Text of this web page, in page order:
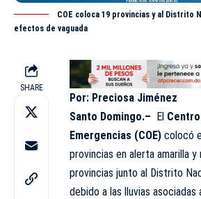
COE coloca 19 provincias y al Distrito
efectos de vaguada
SHARE
Por: Preciosa Jiménez
Santo Domingo.– El
Emergencias (COE) colocó
provincias en alerta amarilla y
provincias junto al Distrito
debido a las lluvias asociadas